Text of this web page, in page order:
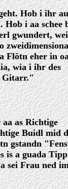
Hob i ihr
i aa schee
gwundert,
Flötn eher in
wia i ihr des
Gitarr."
as Richtige
Buidl mid
gstandn
is a guada
sei Frau ned